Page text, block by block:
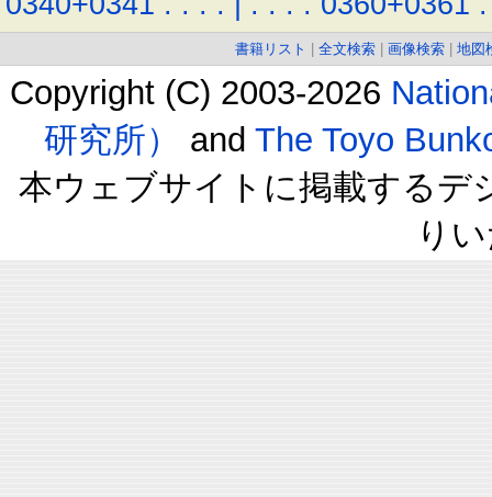
書籍リスト 全文検索 画像検索 地図
Copyright (C) 2003-2026
研究所）
and The Toyo
本ウェブサイトに掲載するデ
り